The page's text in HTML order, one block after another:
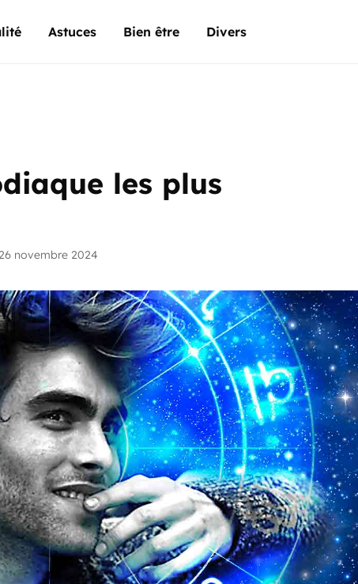
Astuces Bien être Divers
les plus
novembre 2024